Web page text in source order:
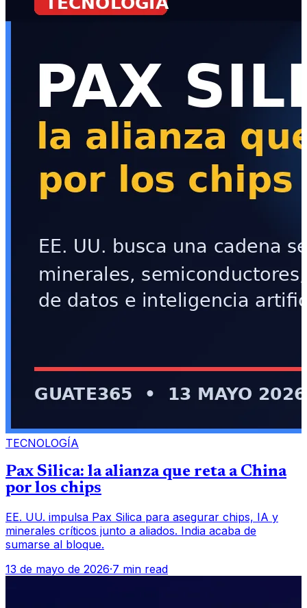
TECNOLOGÍA
Pax Silica: la alianza que reta a China
por los chips
EE. UU. impulsa Pax Silica para asegurar chips, IA y
minerales críticos junto a aliados. India acaba de
sumarse al bloque.
13 de mayo de 2026·7 min read